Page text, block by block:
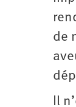
de
Il